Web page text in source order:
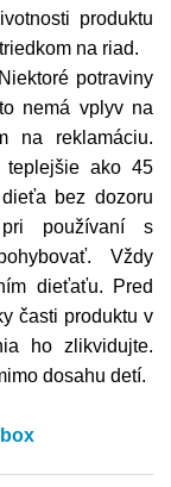
produktu
na riad.
Niektoré potraviny
nemá vplyv na
na reklamáciu.
teplejšie ako 45
bez dozoru
používaní s
Vždy
dieťaťu. Pred
časti produktu v
ho zlikvidujte.
dosahu detí.